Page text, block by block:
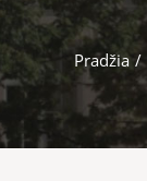
Pradžia /